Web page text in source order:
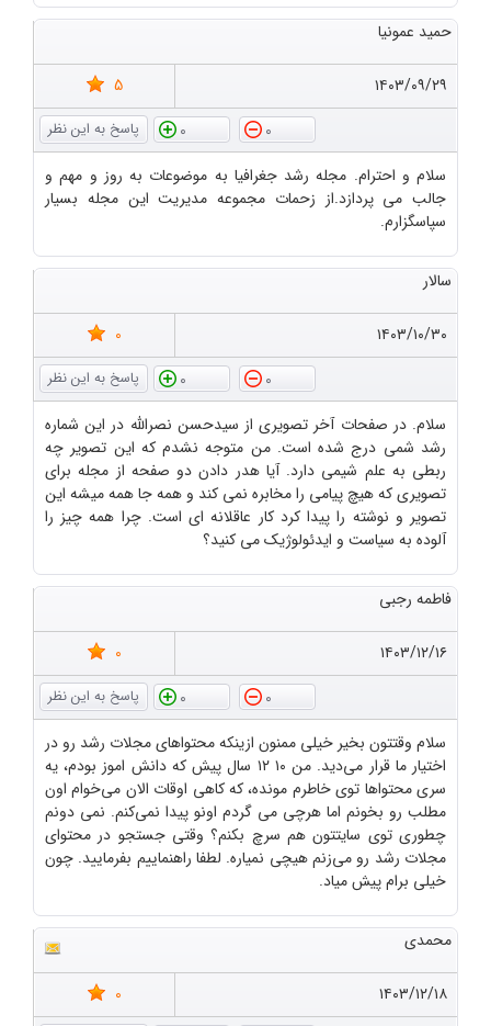
حمید عمونیا
۱۴۰۳/۰۹/۲۹
5
0
0
سلام و احترام. مجله رشد جغرافیا به موضوعات به روز و مهم و
جالب می پردازد.از زحمات مجموعه مدیریت این مجله بسیار
سپاسگزارم.
سالار
۱۴۰۳/۱۰/۳۰
0
0
0
سلام. در صفحات آخر تصویری از سیدحسن نصرالله در این شماره
رشد شمی درج شده است. من متوجه نشدم که این تصویر چه
ربطی به علم شیمی دارد. آیا هدر دادن دو صفحه از مجله برای
تصویری که هیچ پیامی را مخابره نمی کند و همه جا همه میشه این
تصویر و نوشته را پیدا کرد کار عاقلانه ای است. چرا همه چیز را
آلوده به سیاست و ایدئولوژیک می کنید؟
فاطمه رجبی
۱۴۰۳/۱۲/۱۶
0
0
0
سلام وقتتون بخیر خیلی ممنون ازینکه محتواهای مجلات رشد رو در
اختیار ما قرار می‌دید. من ۱۰ ۱۲ سال پیش که دانش اموز بودم، یه
سری محتواها توی خاطرم مونده، که کاهی اوقات الان می‌خوام اون
مطلب رو بخونم اما هرچی می گردم اونو پیدا نمی‌کنم. نمی دونم
چطوری توی سایتتون هم سرچ بکنم؟ وقتی جستجو در محتوای
مجلات رشد رو می‌زنم هیچی نمیاره. لطفا راهنماییم بفرمایید. چون
خیلی برام پیش میاد.
محمدی
۱۴۰۳/۱۲/۱۸
0